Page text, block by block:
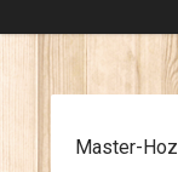
Master-Hoz